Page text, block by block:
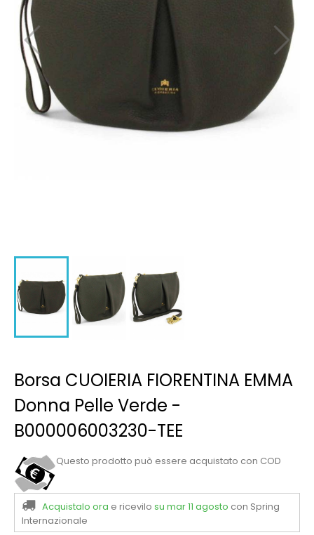
Borsa CUOIERIA FIORENTINA EMMA
Donna Pelle Verde -
B000006003230-TEE
Questo prodotto può essere acquistato con COD
Acquistalo ora e ricevilo su mar 11 agosto con Spring
Internazionale